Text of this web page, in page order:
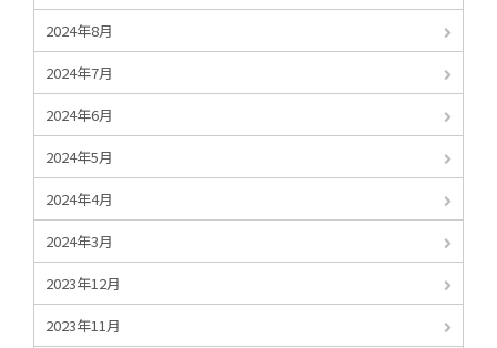
2024年8月
2024年7月
2024年6月
2024年5月
2024年4月
2024年3月
2023年12月
2023年11月